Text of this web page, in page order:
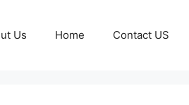
Us Home Contact US